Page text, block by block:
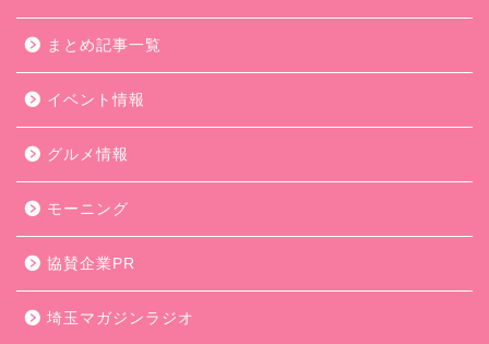
まとめ記事一覧
イベント情報
グルメ情報
モーニング
協賛企業PR
埼玉マガジンラジオ